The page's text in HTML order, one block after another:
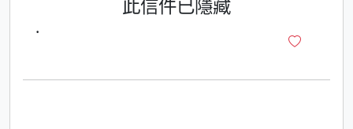
此信件已隱藏
·